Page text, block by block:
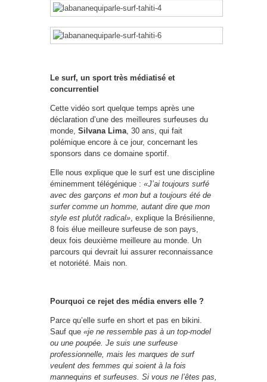
Le surf, un sport très médiatisé et
concurrentiel
Cette vidéo sort quelque temps après une
déclaration d’une des meilleures surfeuses du
monde, Silvana Lima, 30 ans, qui fait
polémique encore à ce jour, concernant les
sponsors dans ce domaine sportif.
Elle nous explique que le surf est une discipline
éminemment télégénique : «J’ai toujours surfé
avec des garçons et mon but a toujours été de
surfer comme un homme, autant dire que mon
style est plutôt radical», explique la Brésilienne,
8 fois élue meilleure surfeuse de son pays,
deux fois deuxième meilleure au monde. Un
parcours qui devrait lui assurer reconnaissance
et notoriété. Mais non.
Pourquoi ce rejet des média envers elle ?
Parce qu’elle surfe en short et pas en bikini.
Sauf que «je ne ressemble pas à un top-model
ou une poupée. Je suis une surfeuse
professionnelle, mais les marques de surf
veulent des femmes qui soient à la fois
mannequins et surfeuses. Si vous ne l’êtes pas,